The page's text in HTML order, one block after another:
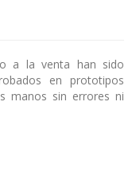
a la venta han sido
en prototipos
manos sin errores ni